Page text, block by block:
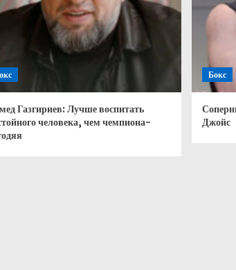
Газгириев: Лучше воспитать
человека, чем чемпиона-
Бокс
Джойс